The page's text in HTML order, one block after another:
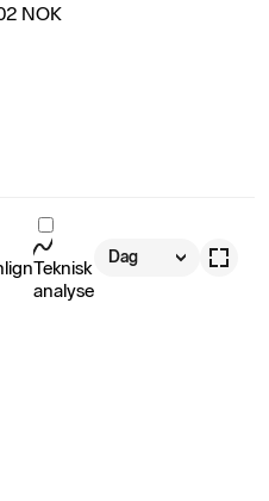
NOK
Teknisk
analyse
Dag